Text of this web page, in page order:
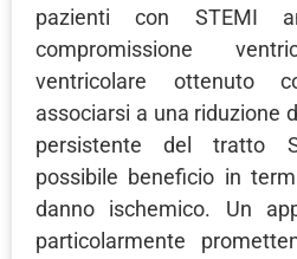
pazienti con STEMI
compromissione
ventricolare ottenuto
associarsi a una riduzione
persistente del tratto
possibile beneficio in
danno ischemico. Un
particolarmente